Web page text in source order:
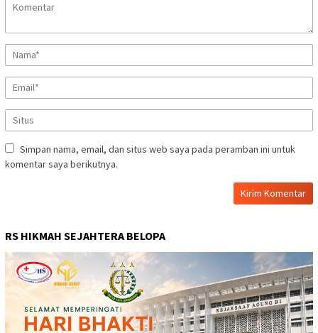
Simpan nama, email, dan situs web saya pada peramban ini untuk
komentar saya berikutnya.
RS HIKMAH SEJAHTERA BELOPA